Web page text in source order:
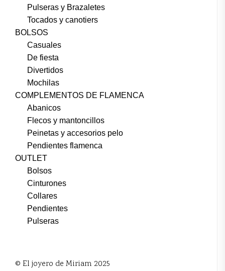
Pulseras y Brazaletes
Tocados y canotiers
BOLSOS
Casuales
De fiesta
Divertidos
Mochilas
COMPLEMENTOS DE FLAMENCA
Abanicos
Flecos y mantoncillos
Peinetas y accesorios pelo
Pendientes flamenca
OUTLET
Bolsos
Cinturones
Collares
Pendientes
Pulseras
© El joyero de Miriam 2025